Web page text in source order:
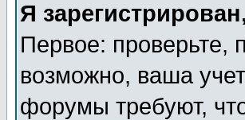
Я
Первое: проверьте,
возможно, ваша
форумы требуют,